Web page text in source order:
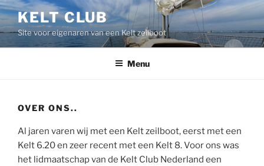
Ga
de
inhoud
KELT CLUB
Site voor eigenaren van een Kelt zeilboot
Menu
OVER ONS..
Al jaren varen wij met een Kelt zeilboot, eerst met een
Kelt 6.20 en zeer recent met een Kelt 8. Voor ons was
het lidmaatschap van de Kelt Club Nederland een